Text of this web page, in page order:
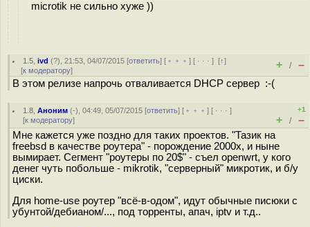
microtik не сильно хуже ))
1.5 ,ivd (?), 21:53, 04/07/2015 [ответить] [ ﹢﹢﹢] [ · · ·][↑]
[к модератору] + / –
В этом релизе напрочь отваливается DHCP сервер :-(
1.8 ,Аноним (-), 04:49, 05/07/2015 [ответить] [ ﹢﹢﹢] [ · · ·]
[к модератору]
+1
+ / –
Мне кажется уже поздно для таких проектов. "Тазик на
freebsd в качестве роутера" - порождение 2000х, и ныне
вымирает. Сегмент "роутеры по 20$" - съел openwrt, у кого
денег чуть побольше - mikrotik, "серверный" микротик, и б/у
циски.
Для home-use роутер "всё-в-одом", идут обычные писюки с
убунтой/дебианом/..., под торренты, апач, iptv и т.д..